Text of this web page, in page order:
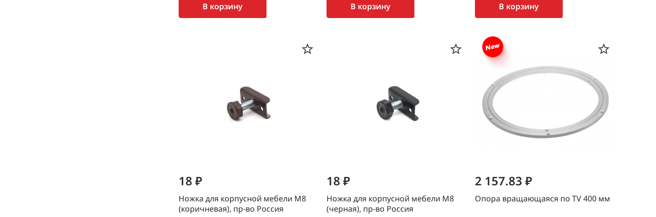
В корзину В корзину В корзину
18 ₽
Ножка для корпусной мебели М8
(коричневая), пр-во Россия
18 ₽
Ножка для корпусной мебели М8
(черная), пр-во Россия
2 157.83 ₽
Опора вращающаяся по TV 400 мм